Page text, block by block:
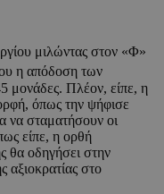
μιλώντας στον «Φ»
η απόδοση των
μονάδες. Πλέον, είπε, η
όπως την ψήφισε
να σταματήσουν οι
είπε, η ορθή
θα οδηγήσει στην
αξιοκρατίας στο